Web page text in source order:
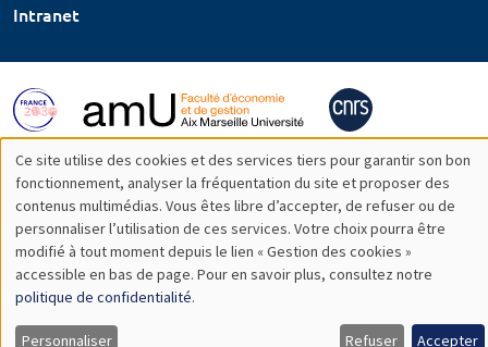
Intranet
Utilisation
des
données
personnelles
et
Ce site utilise des cookies et des services tiers pour garantir son bon
fonctionnement, analyser la fréquentation du site et proposer des
contenus multimédias. Vous êtes libre d’accepter, de refuser ou de
personnaliser l’utilisation de ces services. Votre choix pourra être
modifié à tout moment depuis le lien « Gestion des cookies »
accessible en bas de page. Pour en savoir plus, consultez notre
politique de confidentialité.
Personnaliser Refuser Accepter